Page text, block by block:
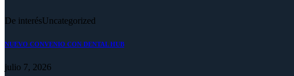
De interésUncategorized
NUEVO CONVENIO CON DENTAL HUB
julio 7, 2026